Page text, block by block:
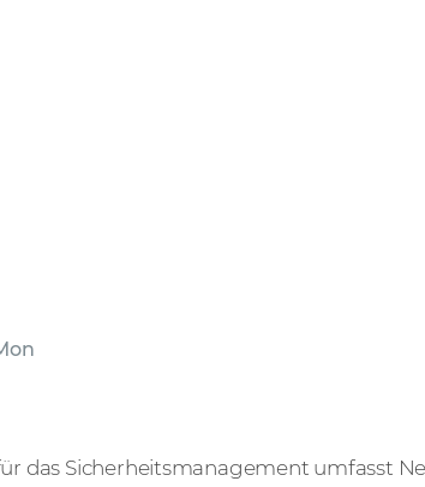
das Sicherheitsmanagement umfasst